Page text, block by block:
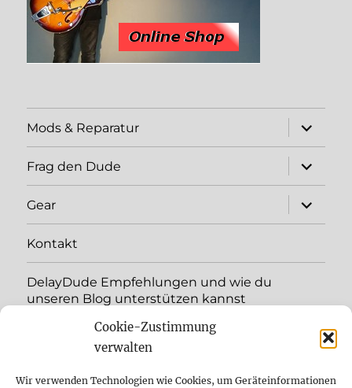
Cookie-Zustimmung
verwalten
Wir verwenden Technologien wie Cookies, um Geräteinformationen
Mods & Reparatur
expand
child
menu
Frag den Dude
expand
child
menu
Gear
expand
child
menu
Kontakt
DelayDude Empfehlungen und wie du
unseren Blog unterstützen kannst
expand
child
YouTube